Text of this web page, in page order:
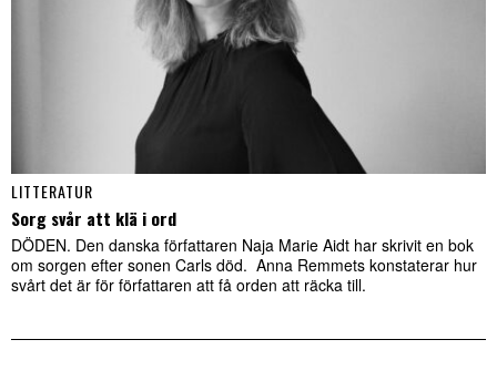
LITTERATUR
Sorg svår att klä i ord
DÖDEN. Den danska författaren Naja Marie Aidt har skrivit en bok
om sorgen efter sonen Carls död. Anna Remmets konstaterar hur
svårt det är för författaren att få orden att räcka till.